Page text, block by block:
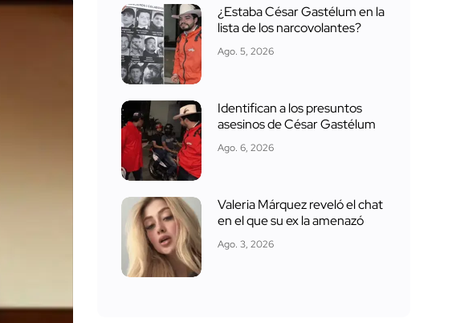
¿Estaba César Gastélum en la
lista de los narcovolantes?
Ago. 5, 2026
Identifican a los presuntos
asesinos de César Gastélum
Ago. 6, 2026
Valeria Márquez reveló el chat
en el que su ex la amenazó
Ago. 3, 2026